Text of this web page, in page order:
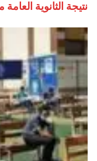
نتيجة الثانوية